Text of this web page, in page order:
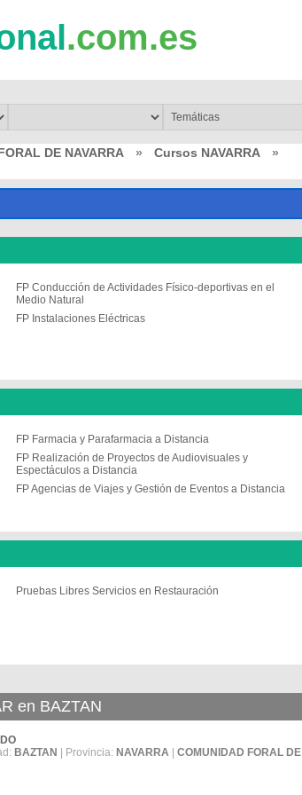
.com.es
DE NAVARRA » Cursos NAVARRA
»
FP Conducción de Actividades Físico-deportivas en el
Medio Natural
FP Instalaciones Eléctricas
FP Farmacia y Parafarmacia a Distancia
FP Realización de Proyectos de Audiovisuales y
Espectáculos a Distancia
FP Agencias de Viajes y Gestión de Eventos a Distancia
Pruebas Libres Servicios en Restauración
en BAZTAN
BAZTAN | Provincia: NAVARRA
COMUNIDAD FORAL DE